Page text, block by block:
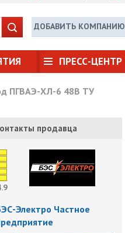
ДОБАВИТЬ КОМПАНИЮ
ПРЕСС-ЦЕНТР
ПГВАЭ-ХЛ-6 48В ТУ
продавца
Электро Частное